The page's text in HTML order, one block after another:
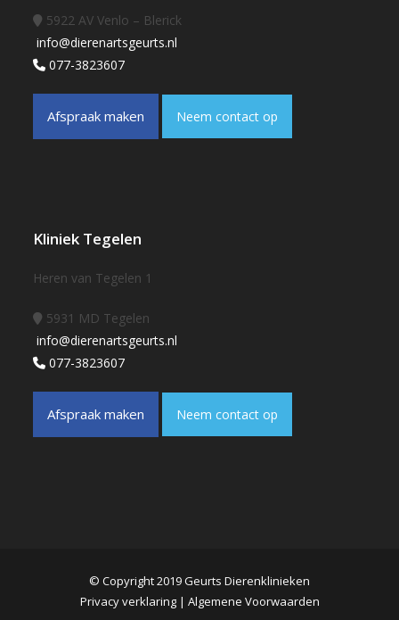
5922 AV Venlo – Blerick
info@dierenartsgeurts.nl
077-3823607
Afspraak maken Neem contact op
Kliniek Tegelen
Heren van Tegelen 1
5931 MD Tegelen
info@dierenartsgeurts.nl
077-3823607
Afspraak maken Neem contact op
© Copyright 2019 Geurts Dierenklinieken
Privacy verklaring| Algemene Voorwaarden